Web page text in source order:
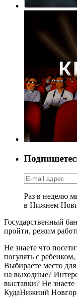
Раз в неделю
в Нижнем
Государственный
пройти, режим
Не знаете что
погулять с
Выбираете место
на выходные?
выставки? Не знаете
КудаНижний